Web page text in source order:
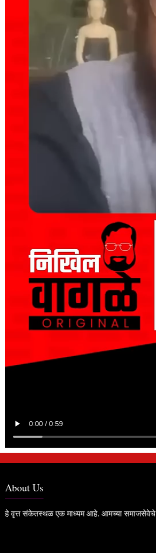
About Us
हे वृत्त संकेतस्थळ एक माध्यम आहे. आमच्या समाजसेवेचे